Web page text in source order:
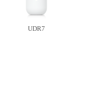
UDR7